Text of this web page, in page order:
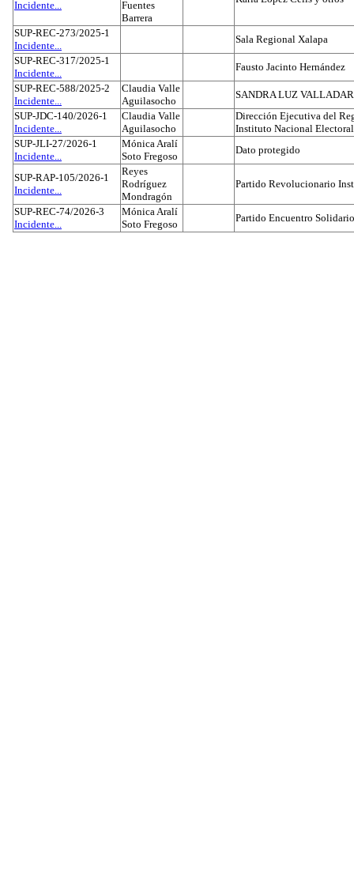
Incidente...
Fuentes
Barrera
SUP-REC-273/2025-1
Incidente...
Sala Regional Xalapa
SUP-REC-317/2025-1
Incidente...
Fausto Jacinto Hernández
SUP-REC-588/2025-2
Incidente...
Claudia Valle
Aguilasocho
SANDRA LUZ
SUP-JDC-140/2026-1
Incidente...
Claudia Valle
Aguilasocho
Dirección Ejecutiva del
Instituto Nacional Electoral
SUP-JLI-27/2026-1
Incidente...
Mónica Aralí
Soto Fregoso
Dato protegido
SUP-RAP-105/2026-1
Incidente...
Reyes
Rodríguez
Mondragón
Partido Revolucionario
SUP-REC-74/2026-3
Incidente...
Mónica Aralí
Soto Fregoso
Partido Encuentro